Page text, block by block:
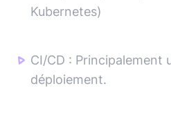
Kubernetes)
CI/CD : Principalement
déploiement.